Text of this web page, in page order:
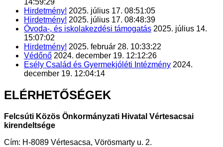
14:59:29
Hirdetmény! 2025. július 17. 08:51:05
Hirdetmény! 2025. július 17. 08:48:39
Óvoda-, és iskolakezdési támogatás 2025. július 14.
15:07:02
Hirdetmény! 2025. február 28. 10:33:22
Védőnő 2024. december 19. 12:12:26
Esély Család és Gyermekjóléti Intézmény 2024.
december 19. 12:04:14
ELÉRHETŐSÉGEK
Felcsúti Közös Önkormányzati Hivatal Vértesacsai
kirendeltsége
Cím: H-8089 Vértesacsa, Vörösmarty u. 2.